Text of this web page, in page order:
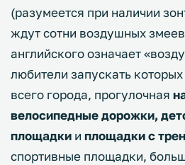
(разумеется при наличии
ждут сотни воздушных
английского означает
любители запускать
всего города, прогулочная
велосипедные дорожки,
площадки и площадки с
спортивные площадки,